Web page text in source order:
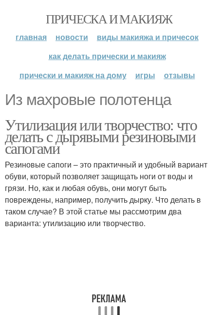
ПРИЧЕСКА И МАКИЯЖ
главная новости
виды макияжа и причесок
как делать прически и макияж
прически и макияж на дому
игры отзывы
Из махровые полотенца
Утилизация или творчество: что
делать с дырявыми резиновыми
сапогами
Резиновые сапоги – это практичный и удобный вариант
обуви, который позволяет защищать ноги от воды и
грязи. Но, как и любая обувь, они могут быть
повреждены, например, получить дырку. Что делать в
таком случае? В этой статье мы рассмотрим два
варианта: утилизацию или творчество.